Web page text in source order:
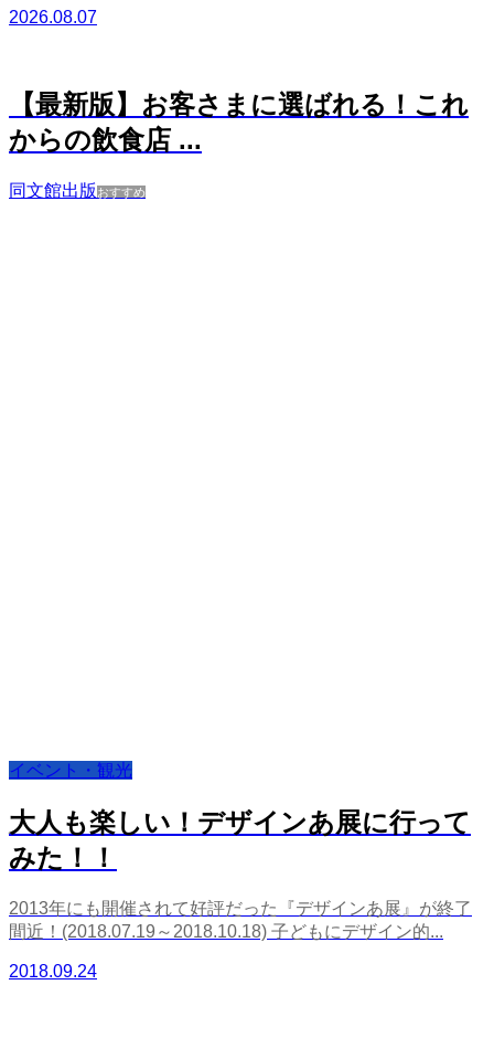
2026.08.07
【最新版】お客さまに選ばれる！これ
からの飲食店 ...
同文館出版 おすすめ
イベント・観光
大人も楽しい！デザインあ展に行って
みた！！
2013年にも開催されて好評だった『デザインあ展』が終了
間近！(2018.07.19～2018.10.18) 子どもにデザイン的...
2018.09.24